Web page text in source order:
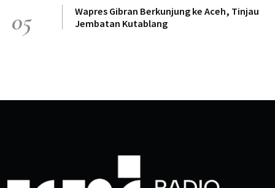
05
Wapres Gibran Berkunjung ke Aceh, Tinjau
Jembatan Kutablang